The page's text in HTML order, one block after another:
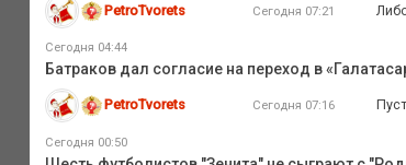
PetroTvorets Сегодня 07:21
Сегодня 04:44
Батраков дал согласие на переход в
PetroTvorets Сегодня 07:16
Сегодня 00:50